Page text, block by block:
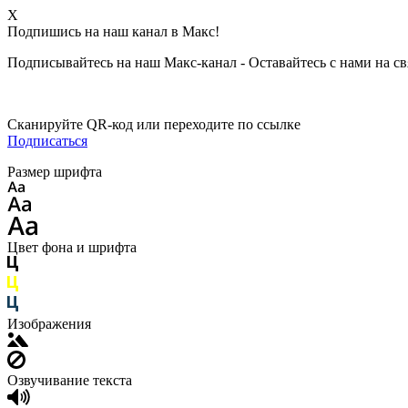
X
Подпишись на наш канал в Макс!
Подписывайтесь на наш Макс-канал - Оставайтесь с нами на
Сканируйте QR-код или переходите по ссылке
Подписаться
Размер шрифта
Цвет фона и шрифта
Изображения
Озвучивание текста